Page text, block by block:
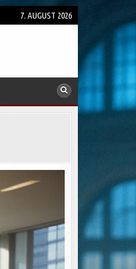
7. AUGUST 2026